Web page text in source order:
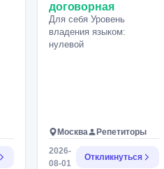
договорная
Для себя Уровень
владения языком:
нулевой
Москва
Репетиторы
2026-
08-01
Откликнуться